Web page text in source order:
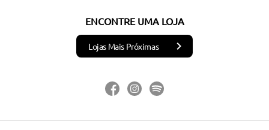
ENCONTRE UMA LOJA
Lojas Mais Próximas